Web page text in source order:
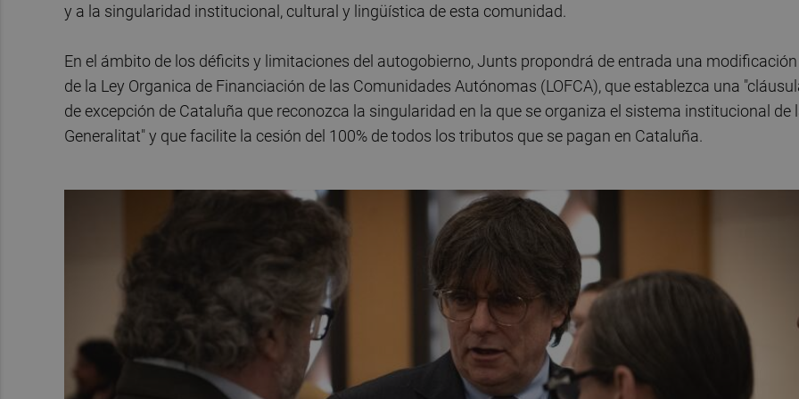
y a la singularidad institucional, cultural y lingüística de esta comunidad.
En el ámbito de los déficits y limitaciones del autogobierno, Junts propondrá de entrada una modificación
de la Ley Organica de Financiación de las Comunidades Autónomas (LOFCA), que establezca una
de excepción de Cataluña que reconozca la singularidad en la que se organiza el sistema institucional de
Generalitat" y que facilite la cesión del 100% de todos los tributos que se pagan en Cataluña.